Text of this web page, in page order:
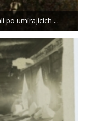
po umírajících ...